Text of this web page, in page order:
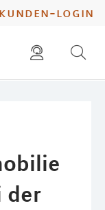
kunden-login
der